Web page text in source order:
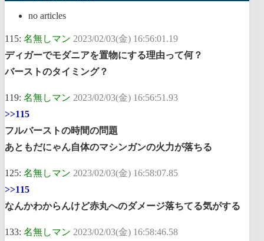
no articles
115: 名無しマン 2023/02/03(金) 16:56:01.19
ディガーでモダニアを置物にする理由って何？
バーストのタイミング？
119: 名無しマン 2023/02/03(金) 16:56:51.93
>>115
フルバーストの時間の問題
あともだにゃん自体のマシンガンの火力が落ちる
125: 名無しマン 2023/02/03(金) 16:58:07.85
>>115
なんかわからんけど赤丸へのダメージ落ちてる気がする
133: 名無しマン 2023/02/03(金) 16:58:46.58